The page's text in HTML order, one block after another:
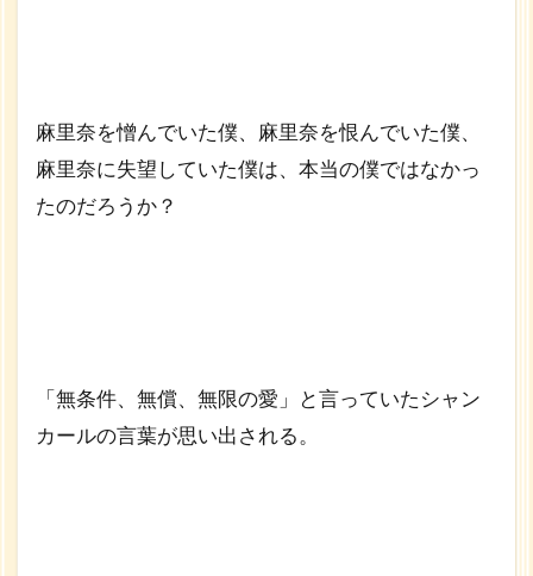
麻里奈を憎んでいた僕、麻里奈を恨んでいた僕、
麻里奈に失望していた僕は、本当の僕ではなかっ
たのだろうか？
「無条件、無償、無限の愛」と言っていたシャン
カールの言葉が思い出される。